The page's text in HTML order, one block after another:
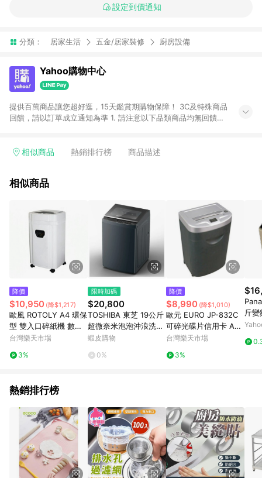
設定到價通知
分類： 居家生活 五金/居家裝修 廚房設備
Yahoo購物中心
提供百萬商品讓您超好逛，15天鑑賞期購物保障！ 3C及特殊商品
回饋，請以訂單成立通知為準 1. 請注意以下品類商品均無回饋：
電玩/遊戲/相機/單眼/鏡頭/拍立得 [2024/6/1起適用] -內接硬
的購回饋活動享Yahoo超贈點回饋者 - 購物中心商店之商品：商
3. 訂單回饋金額將扣除運費/購物金/超贈點/福利金/紅利折抵/折
價券等虛擬貨幣折抵 4. 大宗採購或批發轉賣不具回饋資格： 如
有相關事證認定您為大宗採購、批發轉賣而非最終消費使用者，
相關認定以Yahoo購物中心之認定為準
相似商品 熱銷排行榜 商品描述
相似商品
降價
$10,950 (降$1,217)
歐風 ROTOLY A4 環保
型 雙入口碎紙機 數位
顯示型(3.9x39mm) /
0GM）｜領券最高折
台灣樂天市場
3%
限時加碼
$20,800
TOSHIBA 東芝 19公斤
超微奈米泡泡沖浪洗淨
變頻洗衣機 (AW-T08D
蝦皮購物
0%
降價
$8,990 (降$1,010)
歐元 EURO JP-832C
可碎光碟片信用卡 A4
短碎狀碎紙機【APP賺
0】
台灣樂天市場
3%
斤
NZ-
熱銷排行榜